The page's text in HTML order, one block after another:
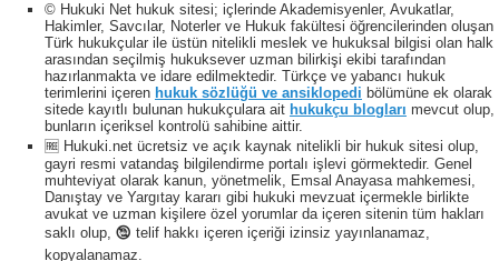
© Hukuki Net hukuk sitesi; içlerinde Akademisyenler, Avukatlar,
Hakimler, Savcılar, Noterler ve Hukuk fakültesi öğrencilerinden oluşan
Türk hukukçular ile üstün nitelikli meslek ve hukuksal bilgisi olan halk
arasından seçilmiş hukuksever uzman bilirkişi ekibi tarafından
hazırlanmakta ve idare edilmektedir. Türkçe ve yabancı hukuk
terimlerini içeren hukuk sözlüğü ve ansiklopedi bölümüne ek olarak
sitede kayıtlı bulunan hukukçulara ait hukukçu blogları mevcut olup,
bunların içeriksel kontrolü sahibine aittir.
🆓 Hukuki.net ücretsiz ve açık kaynak nitelikli bir hukuk sitesi olup,
gayri resmi vatandaş bilgilendirme portalı işlevi görmektedir. Genel
muhteviyat olarak kanun, yönetmelik, Emsal Anayasa mahkemesi,
Danıştay ve Yargıtay kararı gibi hukuki mevzuat içermekle birlikte
avukat ve uzman kişilere özel yorumlar da içeren sitenin tüm hakları
saklı olup, 🕲 telif hakkı içeren içeriği izinsiz yayınlanamaz,
kopyalanamaz.